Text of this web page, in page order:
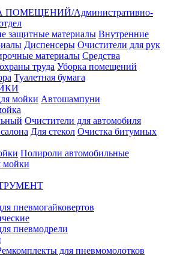
Административно-
защитные материалы Внутренние
Диспенсеры Очистители для рук
материалы Средства
труда Уборка помещений
Туалетная бумага
мойки Автошампуни
Очистители для автомобиля
Для стекол Очистка битумных
Полироли автомобильные
мойки
пневмогайковертов
пневмодрели
для пневмомолотков